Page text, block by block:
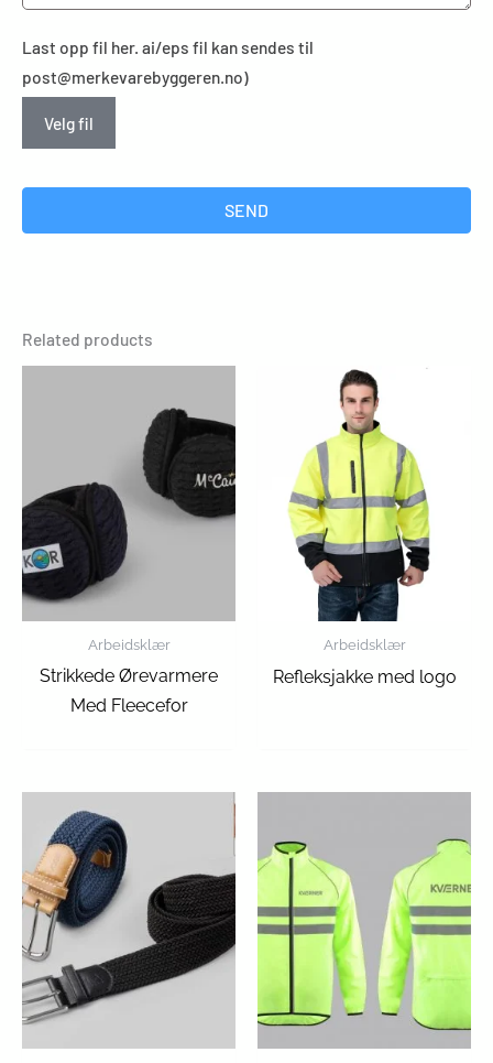
Last opp fil her. ai/eps fil kan sendes til
post@merkevarebyggeren.no)
Velg fil
SEND
Related products
Arbeidsklær
Strikkede Ørevarmere
Med Fleecefor
Arbeidsklær
Refleksjakke med logo